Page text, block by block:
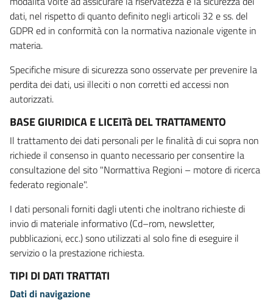
dati, nel rispetto di quanto definito negli articoli 32 e ss. del
GDPR ed in conformità con la normativa nazionale vigente in
materia.
Specifiche misure di sicurezza sono osservate per prevenire la
perdita dei dati, usi illeciti o non corretti ed accessi non
autorizzati.
BASE GIURIDICA E LICEITà DEL TRATTAMENTO
Il trattamento dei dati personali per le finalità di cui sopra non
richiede il consenso in quanto necessario per consentire la
consultazione del sito "Normattiva Regioni – motore di ricerca
federato regionale".
I dati personali forniti dagli utenti che inoltrano richieste di
invio di materiale informativo (Cd–rom, newsletter,
pubblicazioni, ecc.) sono utilizzati al solo fine di eseguire il
servizio o la prestazione richiesta.
TIPI DI DATI TRATTATI
Dati di navigazione